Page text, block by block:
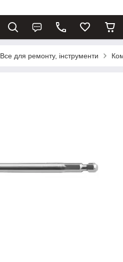
Все для ремонту, інструменти